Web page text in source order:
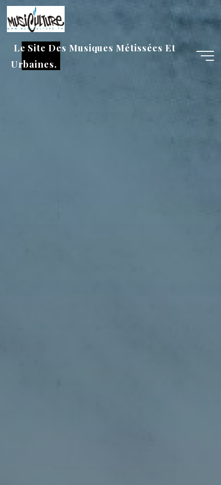
Aller
au
contenu
Le Site Des Musiques Métissées Et
Urbaines.